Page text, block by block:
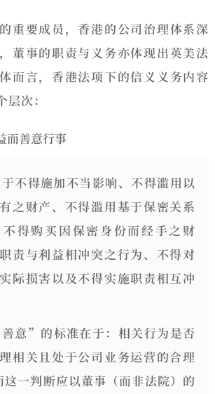
重要成员，香港的公司治理体系深
董事的职责与义务亦体现出英美法
而言，香港法项下的信义义务内容
次：
而善意行事
不得施加不当影响、不得滥用以
之财产、不得滥用基于保密关系
得购买因保密身份而经手之财
责与利益相冲突之行为、不得对
际损害以及不得实施职责相互冲
意”的标准在于： 相关行为是否
相关且处于公司业务运营的合理
这一判断应以董事（而非法院）的